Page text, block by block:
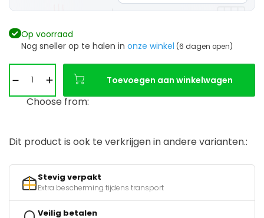
Op voorraad
Nog sneller op te halen in onze winkel (6 dagen open)
Toevoegen aan winkelwagen
Choose from:
Dit product is ook te verkrijgen in andere varianten.:
Stevig verpakt
Extra bescherming tijdens transport
Veilig betalen